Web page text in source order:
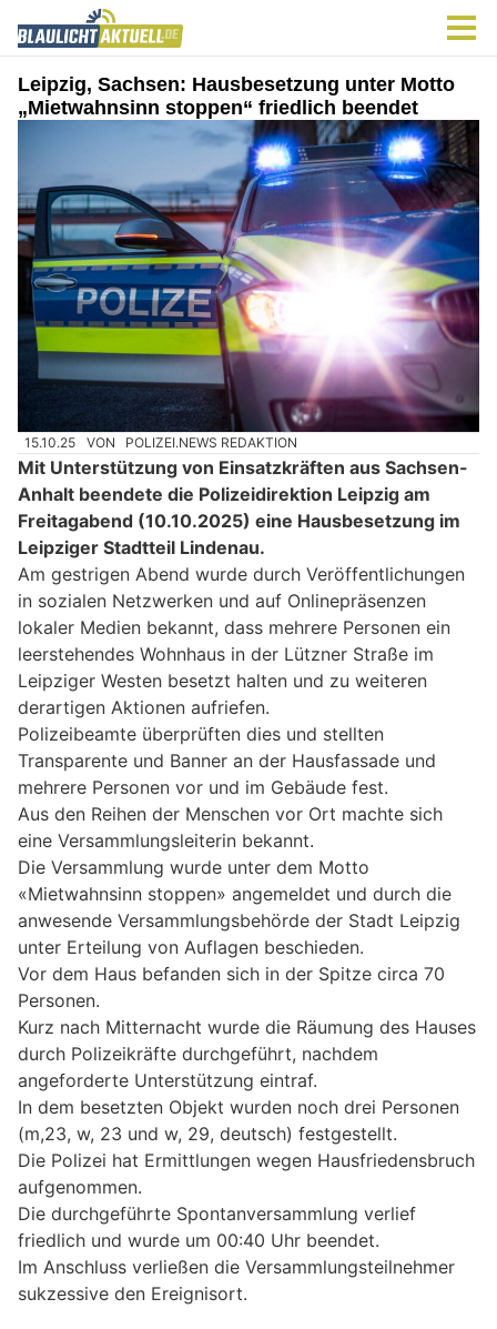
Leipzig, Sachsen: Hausbesetzung unter Motto
„Mietwahnsinn stoppen“ friedlich beendet
15.10.25 VON POLIZEI.NEWS REDAKTION
Mit Unterstützung von Einsatzkräften aus Sachsen-
Anhalt beendete die Polizeidirektion Leipzig am
Freitagabend (10.10.2025) eine Hausbesetzung im
Leipziger Stadtteil Lindenau.
Am gestrigen Abend wurde durch Veröffentlichungen
in sozialen Netzwerken und auf Onlinepräsenzen
lokaler Medien bekannt, dass mehrere Personen ein
leerstehendes Wohnhaus in der Lützner Straße im
Leipziger Westen besetzt halten und zu weiteren
derartigen Aktionen aufriefen.
Polizeibeamte überprüften dies und stellten
Transparente und Banner an der Hausfassade und
mehrere Personen vor und im Gebäude fest.
Aus den Reihen der Menschen vor Ort machte sich
eine Versammlungsleiterin bekannt.
Die Versammlung wurde unter dem Motto
«Mietwahnsinn stoppen» angemeldet und durch die
anwesende Versammlungsbehörde der Stadt Leipzig
unter Erteilung von Auflagen beschieden.
Vor dem Haus befanden sich in der Spitze circa 70
Personen.
Kurz nach Mitternacht wurde die Räumung des Hauses
durch Polizeikräfte durchgeführt, nachdem
angeforderte Unterstützung eintraf.
In dem besetzten Objekt wurden noch drei Personen
(m,23, w, 23 und w, 29, deutsch) festgestellt.
Die Polizei hat Ermittlungen wegen Hausfriedensbruch
aufgenommen.
Die durchgeführte Spontanversammlung verlief
friedlich und wurde um 00:40 Uhr beendet.
Im Anschluss verließen die Versammlungsteilnehmer
sukzessive den Ereignisort.